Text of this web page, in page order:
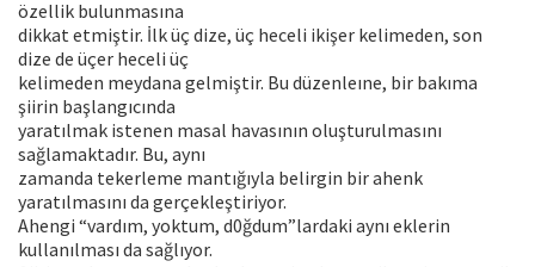
özellik bulunmasına
dikkat etmiştir. İlk üç dize, üç heceli ikişer kelimeden, son
dize de üçer heceli üç
kelimeden meydana gelmiştir. Bu düzenleıne, bir bakıma
şiirin başlangıcında
yaratılmak istenen masal havasının oluşturulmasını
sağlamaktadır. Bu, aynı
zamanda tekerleme mantığıyla belirgin bir ahenk
yaratılmasını da gerçekleştiriyor.
Ahengi “vardım, yoktum, d0ğdum”lardaki aynı eklerin
kullanılması da sağlıyor.